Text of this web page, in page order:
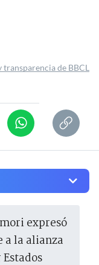
transparencia de BBCL
a la alianza